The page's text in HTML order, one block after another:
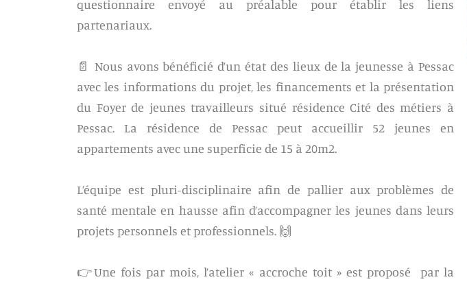
questionnaire envoyé au préalable pour établir les liens
partenariaux.
📄 Nous avons bénéficié d’un état des lieux de la jeunesse à Pessac
avec les informations du projet, les financements et la présentation
du Foyer de jeunes travailleurs situé résidence Cité des métiers à
Pessac. La résidence de Pessac peut accueillir 52 jeunes en
appartements avec une superficie de 15 à 20m2.
L’équipe est pluri-disciplinaire afin de pallier aux problèmes de
santé mentale en hausse afin d’accompagner les jeunes dans leurs
projets personnels et professionnels. 🙌
👉Une fois par mois, l’atelier « accroche toit » est proposé par la